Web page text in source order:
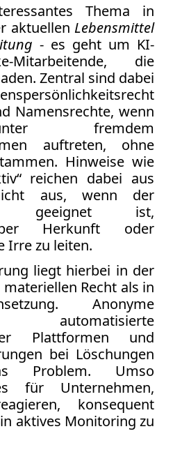
Thema in
aktuellen Lebensmittel
- es geht um KI-
Mitarbeitende, die
Zentral sind dabei
Namensrechte, wenn
fremdem
auftreten, ohne
Hinweise wie
reichen dabei aus
aus, wenn der
geeignet ist,
Herkunft oder
Irre zu leiten.
liegt hierbei in der
Recht als in
Anonyme
automatisierte
Plattformen und
bei Löschungen
Problem. Umso
für Unternehmen,
konsequent
aktives Monitoring zu
2023 f.
2022
2021
2020
2019
2018
2017
2016
2014
2013
2012
2011
2010
2009